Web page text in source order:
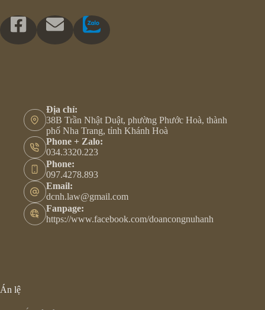
Địa chỉ:
38B Trần Nhật Duật, phường Phước Hoà, thành
phố Nha Trang, tỉnh Khánh Hoà
Phone + Zalo:
034.3320.223
Phone:
097.4278.893
Email:
dcnh.law@gmail.com
Fanpage:
https://www.facebook.com/doancongnuhanh
Án lệ